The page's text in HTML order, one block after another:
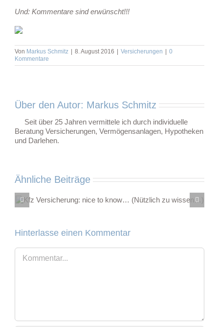
Und: Kommentare sind erwünscht!!!
Von Markus Schmitz 8. August 2016 Versicherungen
0
Kommentare
Über den Autor: Markus Schmitz
Seit über 25 Jahren vermittele ich durch individuelle
Beratung Versicherungen, Vermögensanlagen, Hypotheken
und Darlehen.
Ähnliche Beiträge
Hinterlasse einen Kommentar
Kommentar